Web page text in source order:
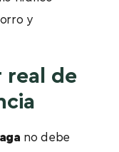
y
real de
no debe